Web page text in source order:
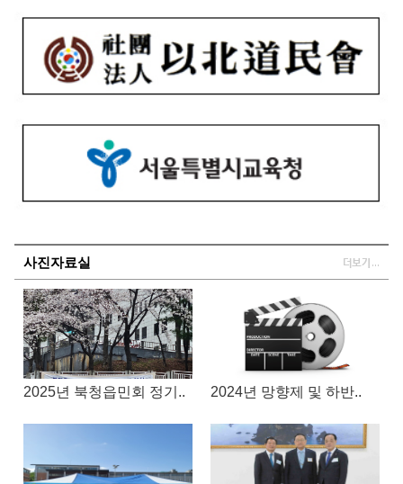
사진자료실
2025년 북청읍민회 정기.. 2024년 망향제 및 하반..